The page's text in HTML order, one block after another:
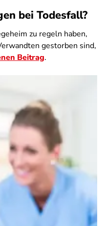
bei Todesfall?
zu regeln haben,
gestorben sind,
Beitrag.